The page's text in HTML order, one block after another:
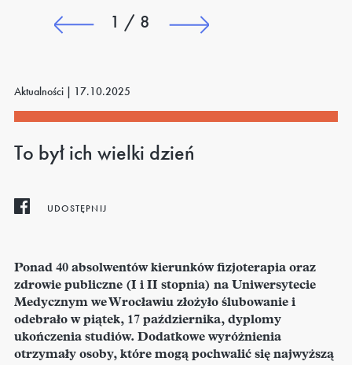
1 / 8
Aktualności | 17.10.2025
To był ich wielki dzień
UDOSTĘPNIJ
Ponad 40 absolwentów kierunków fizjoterapia oraz
zdrowie publiczne (I i II stopnia) na Uniwersytecie
Medycznym we Wrocławiu złożyło ślubowanie i
odebrało w piątek, 17 października, dyplomy
ukończenia studiów. Dodatkowe wyróżnienia
otrzymały osoby, które mogą pochwalić się najwyższą